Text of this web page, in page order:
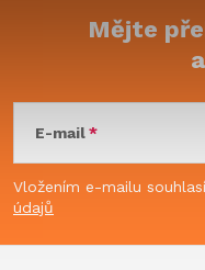
p
a
Mějte
E-mail
Vložením e-mailu
údajů